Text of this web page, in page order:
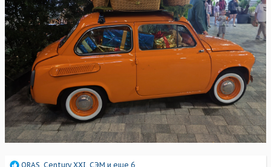
Р
ORAS Century XXI СЭМ и еще 6